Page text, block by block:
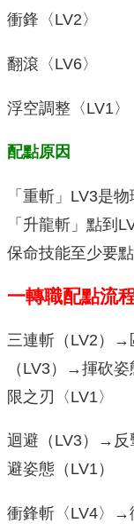
衝鋒〈LV2〉
翻滾〈LV6〉
浮空調整〈LV1〉
配點原因
「重斬」LV3是
「升龍斬」點到
保命技能至少要點
一轉職配點流
三連斬（LV2）→
（LV3）→揮砍
限之刃〈LV1〉
迴避（LV3）→
避姿態（LV1）
衝鋒斬〈LV4〉→